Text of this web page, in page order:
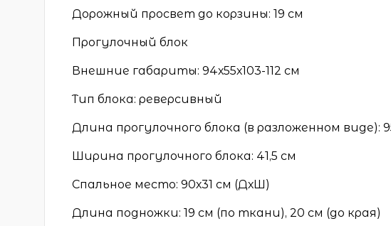
Дорожный просвет до корзины: 19 см
Прогулочный блок
Внешние габариты: 94х55х103-112 см
Тип блока: реверсивный
Длина прогулочного блока (в разложенном виде):
Ширина прогулочного блока: 41,5 см
Спальное место: 90х31 см (ДхШ)
Длина подножки: 19 см (по ткани), 20 см (до края)